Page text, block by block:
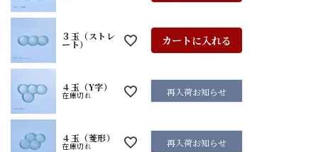
３玉（ストレ
ート） カートに入れる
４玉（Y字）
在庫切れ 再入荷お知らせ
４玉（菱形）
在庫切れ 再入荷お知らせ